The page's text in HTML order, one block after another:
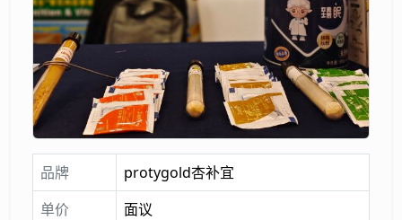
品牌
protygold杏补宜
单价
面议